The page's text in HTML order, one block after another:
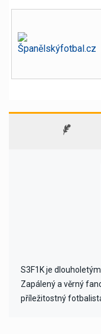
S3F1K je
Zapálený a věrný
příležitostný